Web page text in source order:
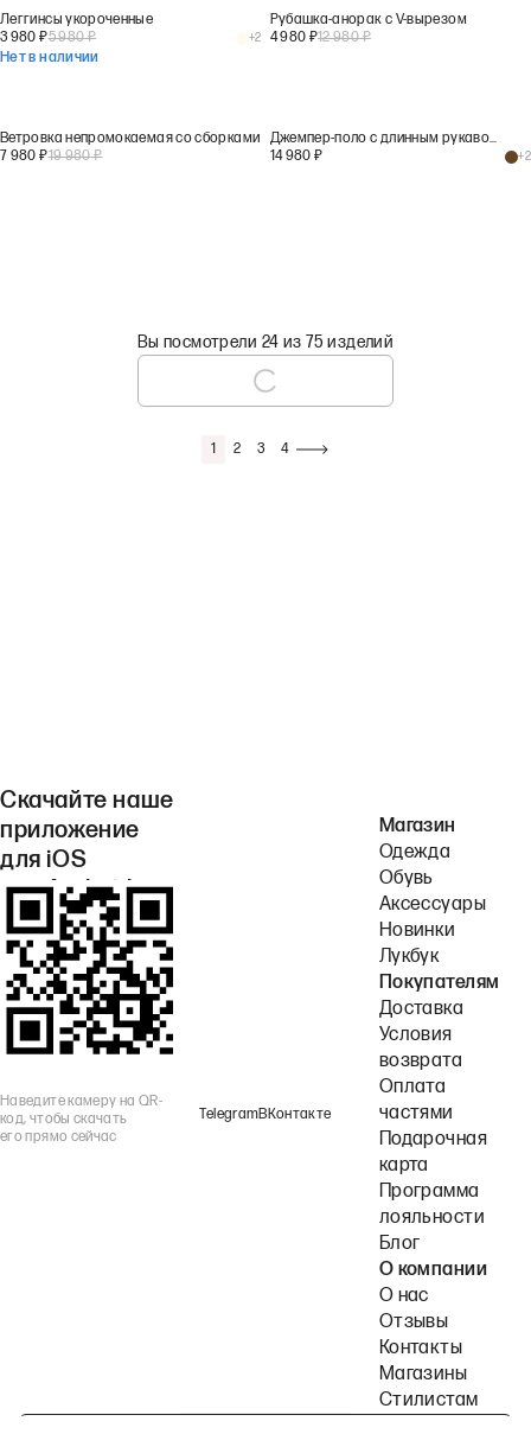
Леггинсы укороченные
3 980 ₽5 980₽
Нет в наличии
+2
Рубашка-анорак с V-вырезом
4 980 ₽12 980₽
Ветровка непромокаемая со сборками
7 980 ₽19 980₽
Джемпер-поло с длинным рукавом в полоску
14 980 ₽ +2
Вы посмотрели 24 из 75 изделий
1 2 3 4
Скачайте наше
приложение
для iOS
или Android.
Наведите камеру на QR-
код, чтобы скачать
его прямо сейчас
TelegramВКонтакте
Магазин
Одежда
Обувь
Аксессуары
Новинки
Лукбук
Покупателям
Доставка
Условия
возврата
Оплата
частями
Подарочная
карта
Программа
лояльности
Блог
О компании
О нас
Отзывы
Контакты
Магазины
Стилистам